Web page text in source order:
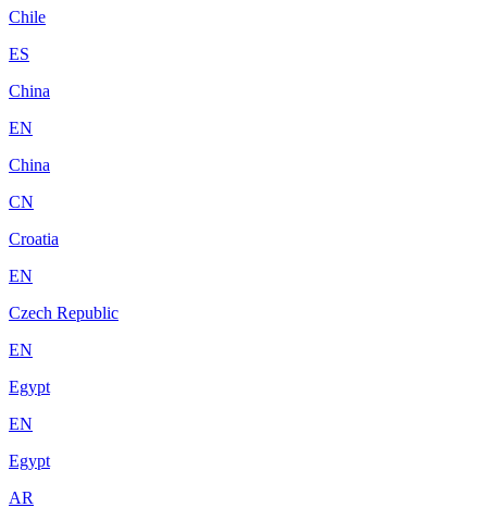
Chile
ES
China
EN
China
CN
Croatia
EN
Czech Republic
EN
Egypt
EN
Egypt
AR